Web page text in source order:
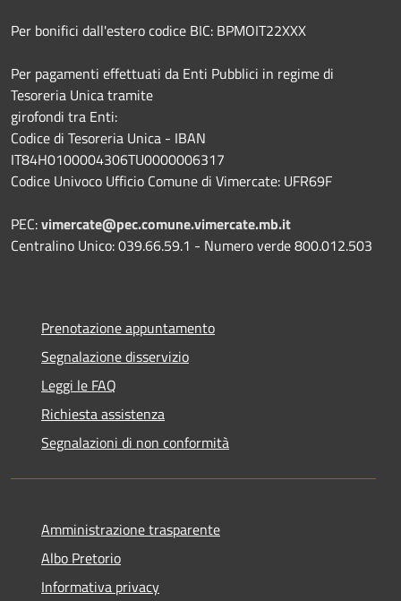
Per bonifici dall'estero codice BIC: BPMOIT22XXX
Per pagamenti effettuati da Enti Pubblici in regime di
Tesoreria Unica tramite
girofondi tra Enti:
Codice di Tesoreria Unica - IBAN
IT84H0100004306TU0000006317
Codice Univoco Ufficio Comune di Vimercate: UFR69F
PEC:vimercate@pec.comune.vimercate.mb.it
Centralino Unico: 039.66.59.1 - Numero verde 800.012.503
Prenotazione appuntamento
Segnalazione disservizio
Leggi le FAQ
Richiesta assistenza
Segnalazioni di non conformità
Amministrazione trasparente
Albo Pretorio
Informativa privacy